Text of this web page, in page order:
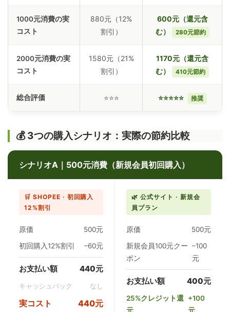
1000元消費の実
コスト
880元（12%
割引）
600元（還元含
む）
280元節約
2000元消費の実
コスト
1580元（21%
割引）
1170元 （還元含
む）
410元節約
総合評価 ⭐⭐⭐ ⭐⭐⭐⭐⭐ 推奨
💰 3つの購入シナリオ：実際の節約比較
シナリオA｜500元消費（新規会員初回購入）
🛒 SHOPEE · 初回購入
12%割引
原価
500元
初回購入12%割引
–60元
お支払い額 440元
キャッシュバック なし
実コスト 440元
🌿 公式サイト · 新規会
員プラン
原価
500元
新規会員100元クー
ポン
–100
元
お支払い額 400元
25%クレジット還
+100